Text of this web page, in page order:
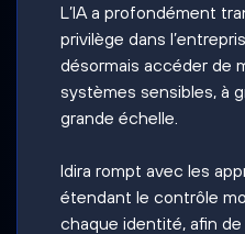
L’IA a profondément
privilège dans
désormais accéder de
systèmes sensibles, à
grande échelle.
Idira rompt avec les
étendant le contrôle
chaque identité, afin